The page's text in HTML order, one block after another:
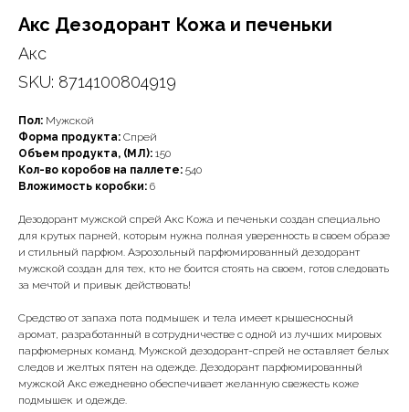
Акс Дезодорант Кожа и печеньки
Акс
SKU: 8714100804919
Пол: Мужской
Форма продукта: Спрей
Объем продукта, (МЛ): 150
Кол-во коробов на паллете: 540
Вложимость коробки: 6
Дезодорант мужской спрей Акс Кожа и печеньки создан специально
для крутых парней, которым нужна полная уверенность в своем образе
и стильный парфюм. Аэрозольный парфюмированный дезодорант
мужской создан для тех, кто не боится стоять на своем, готов следовать
за мечтой и привык действовать!
Средство от запаха пота подмышек и тела имеет крышесносный
аромат, разработанный в сотрудничестве с одной из лучших мировых
парфюмерных команд. Мужской дезодорант-спрей не оставляет белых
следов и желтых пятен на одежде. Дезодорант парфюмированный
мужской Акс ежедневно обеспечивает желанную свежесть коже
подмышек и одежде.